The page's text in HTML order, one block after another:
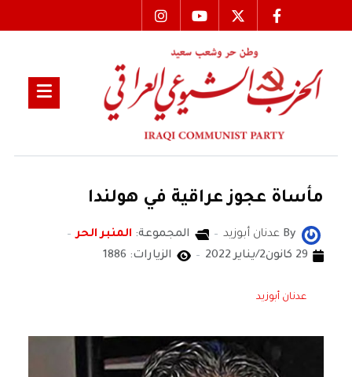
مأساة عجوز عراقية في هولندا
By عدنان أبوزيد المجموعة: المنبر الحر
29 كانون2/يناير 2022
الزيارات: 1886
عدنان أبوزيد